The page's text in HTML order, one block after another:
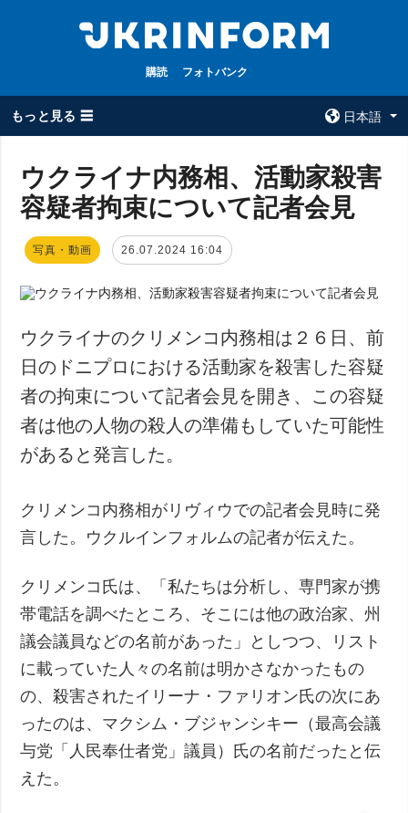
購読 フォトバンク
もっと見る ☰
日本語
全てのトピック
被占領地
政治
防衛
社会・文化
スポーツ
犯罪
事故・緊急事態
ウクルインフォ
ルム
コンタクト
追加
特集
写真
動画
サービス
購読
ウクライナ内務相、活動家殺害
容疑者拘束について記者会見
写真・動画 26.07.2024 16:04
ウクライナのクリメンコ内務相は２６日、前
日のドニプロにおける活動家を殺害した容疑
者の拘束について記者会見を開き、この容疑
者は他の人物の殺人の準備もしていた可能性
があると発言した。
クリメンコ内務相がリヴィウでの記者会見時に発
言した。ウクルインフォルムの記者が伝えた。
クリメンコ氏は、「私たちは分析し、専門家が携
帯電話を調べたところ、そこには他の政治家、州
議会議員などの名前があった」としつつ、リスト
に載っていた人々の名前は明かさなかったもの
の、殺害されたイリーナ・ファリオン氏の次にあ
ったのは、マクシム・ブジャンシキー（最高会議
与党「人民奉仕者党」議員）氏の名前だったと伝
えた。